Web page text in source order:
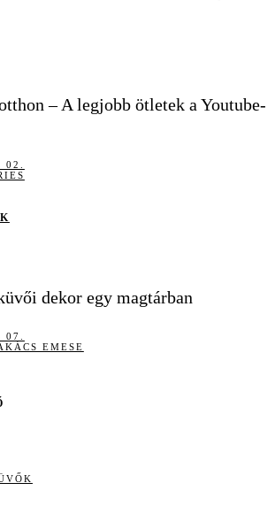
– A legjobb ötletek a Youtube-
02.
dekor egy magtárban
07.
EMESE